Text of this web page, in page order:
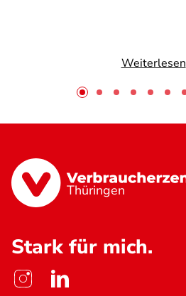
Weiterlesen
Thüringen
Stark für mich.